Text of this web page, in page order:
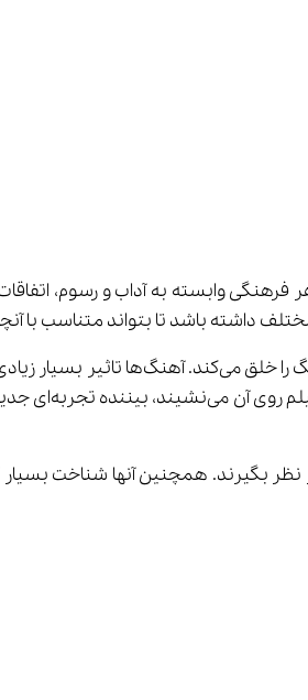
هر فرهنگی وابسته به آداب و رسوم،